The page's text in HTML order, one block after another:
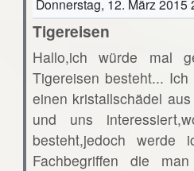
Donnerstag, 12. März 2015
Tigereisen
Hallo,ich würde mal
Tigereisen besteht...
einen kristallschädel
und uns
besteht,jedoch
Fachbegriffen die